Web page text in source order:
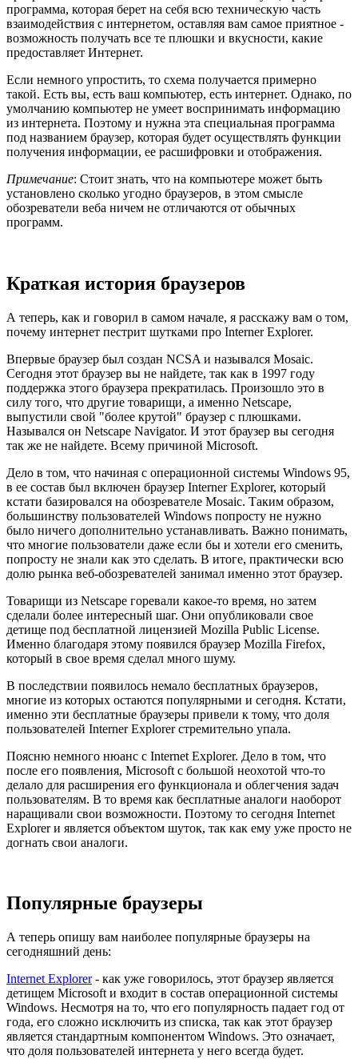
программа, которая берет на себя всю техническую часть
взаимодействия с интернетом, оставляя вам самое приятное -
возможность получать все те плюшки и вкусности, какие
предоставляет Интернет.
Если немного упростить, то схема получается примерно
такой. Есть вы, есть ваш компьютер, есть интернет. Однако, по
умолчанию компьютер не умеет воспринимать информацию
из интернета. Поэтому и нужна эта специальная программа
под названием браузер, которая будет осуществлять функции
получения информации, ее расшифровки и отображения.
Примечание: Стоит знать, что на компьютере может быть
установлено сколько угодно браузеров, в этом смысле
обозреватели веба ничем не отличаются от обычных
программ.
Краткая история браузеров
А теперь, как и говорил в самом начале, я расскажу вам о том,
почему интернет пестрит шутками про Interner Explorer.
Впервые браузер был создан NCSA и назывался Mosaic.
Сегодня этот браузер вы не найдете, так как в 1997 году
поддержка этого браузера прекратилась. Произошло это в
силу того, что другие товарищи, а именно Netscape,
выпустили свой "более крутой" браузер с плюшками.
Назывался он Netscape Navigator. И этот браузер вы сегодня
так же не найдете. Всему причиной Microsoft.
Дело в том, что начиная с операционной системы Windows 95,
в ее состав был включен браузер Interner Explorer, который
кстати базировался на обозревателе Mosaic. Таким образом,
большинству пользователей Windows попросту не нужно
было ничего дополнительно устанавливать. Важно понимать,
что многие пользователи даже если бы и хотели его сменить,
попросту не знали как это сделать. В итоге, практически всю
долю рынка веб-обозревателей занимал именно этот браузер.
Товарищи из Netscape горевали какое-то время, но затем
сделали более интересный шаг. Они опубликовали свое
детище под бесплатной лицензией Mozilla Public License.
Именно благодаря этому появился браузер Mozilla Firefox,
который в свое время сделал много шуму.
В последствии появилось немало бесплатных браузеров,
многие из которых остаются популярными и сегодня. Кстати,
именно эти бесплатные браузеры привели к тому, что доля
пользователей Interner Explorer стремительно упала.
Поясню немного нюанс с Internet Explorer. Дело в том, что
после его появления, Microsoft с большой неохотой что-то
делало для расширения его функционала и облегчения задач
пользователям. В то время как бесплатные аналоги наоборот
наращивали свои возможности. Поэтому то сегодня Internet
Explorer и является объектом шуток, так как ему уже просто не
догнать свои аналоги.
Популярные браузеры
А теперь опишу вам наиболее популярные браузеры на
сегодняшний день:
Internet Explorer- как уже говорилось, этот браузер является
детищем Microsoft и входит в состав операционной системы
Windows. Несмотря на то, что его популярность падает год от
года, его сложно исключить из списка, так как этот браузер
является стандартным компонентом Windows. Это означает,
что доля пользователей интернета у него всегда будет.